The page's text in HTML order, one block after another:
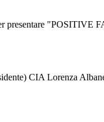
presentare
CIA Lorenza